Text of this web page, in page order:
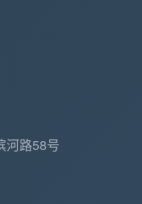
专业工具确保清洁
河路58号